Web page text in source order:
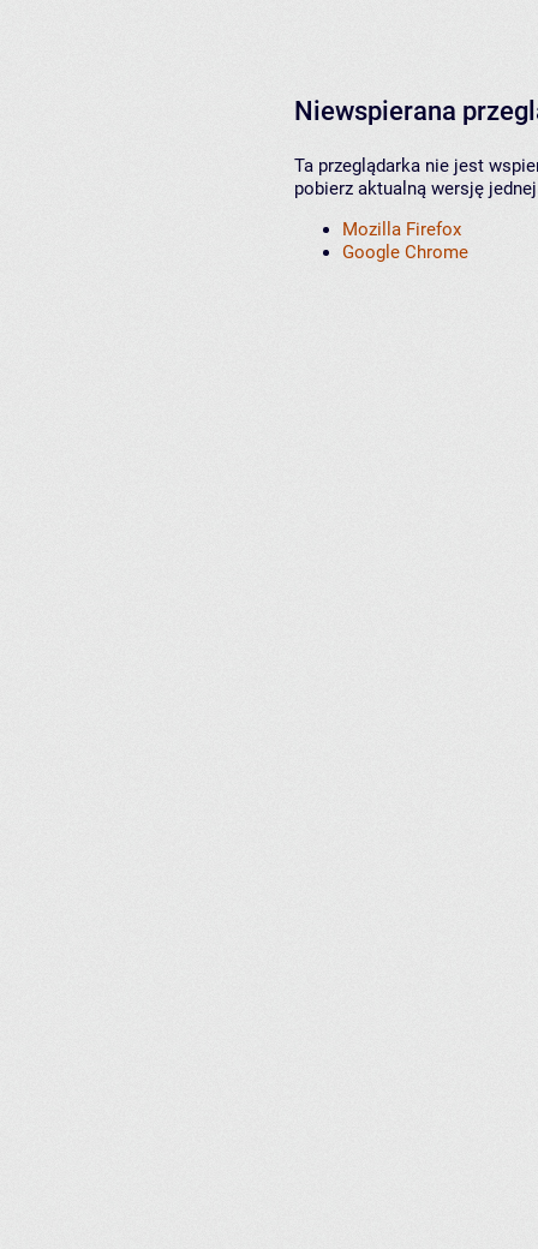
Niewspierana
Ta przeglądarka nie jest
pobierz aktualną wersję
Mozilla Firefox
Google Chrome